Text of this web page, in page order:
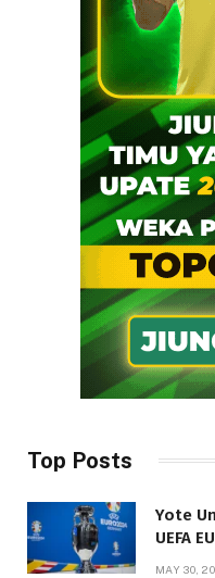
Top Posts
Yote
UEFA
MAY 30,